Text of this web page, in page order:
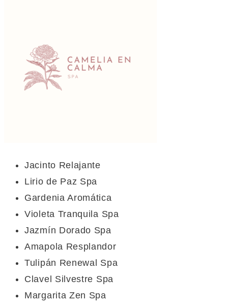
Jacinto Relajante
Lirio de Paz Spa
Gardenia Aromática
Violeta Tranquila Spa
Jazmín Dorado Spa
Amapola Resplandor
Tulipán Renewal Spa
Clavel Silvestre Spa
Margarita Zen Spa